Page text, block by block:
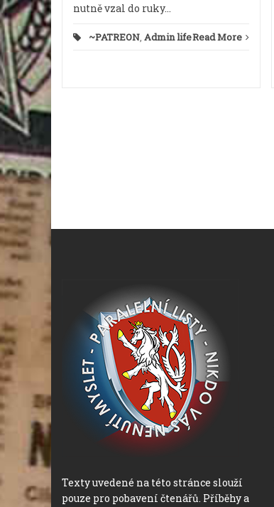
nutně vzal do ruky...
~PATREON, Admin lifeRead More
Texty uvedené na této stránce slouží
pouze pro pobavení čtenářů. Příběhy a